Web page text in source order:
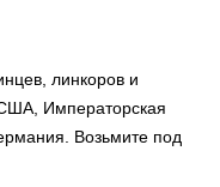
линкоров и
Императорская
Возьмите под